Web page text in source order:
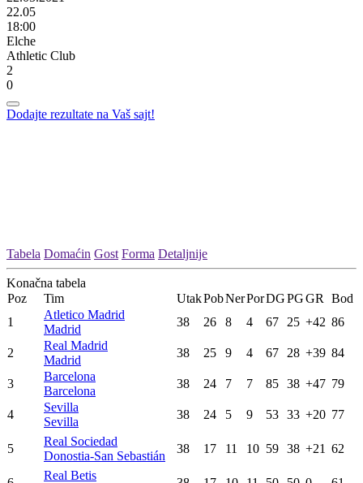
22.05
18:00
Elche
Athletic Club
2
0
Dodajte rezultate na Vaš sajt!
Tabela Domaćin Gost Forma Detaljnije
Konačna tabela
Poz
Tim UtakPobNerPorDGPGGR
Bod
1
Atletico Madrid
Madrid
38 26 8 4 67 25 +42 86
2
Real Madrid
Madrid
38 25 9 4 67 28 +39 84
3
Barcelona
Barcelona
38 24 7 7 85 38 +47 79
4
Sevilla
Sevilla
38 24 5 9 53 33 +20 77
5
Real Sociedad
Donostia-San Sebastián
38 17 11 10 59 38 +21 62
Real Betis